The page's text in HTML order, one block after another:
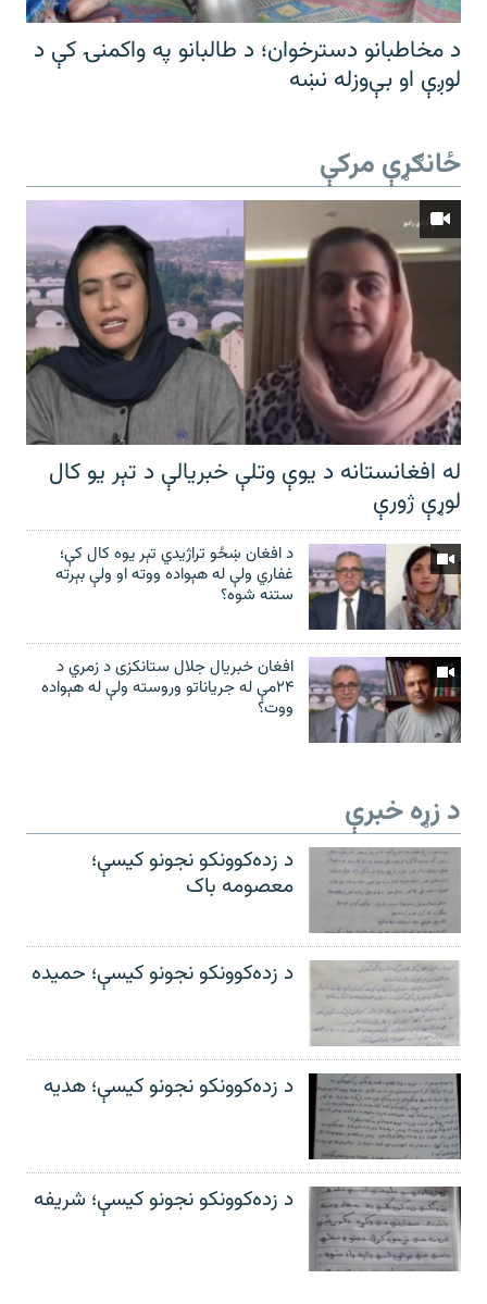
د مخاطبانو دسترخوان؛ د طالبانو په واکمنۍ کې د
لوږې او بې‌وزله نښه
ځانګړې مرکې
له افغانستانه د یوې وتلې خبریالې د تېر يو کال
لوړې ژورې
د افغان ښځو تراژیدي تېر یوه کال کې؛
غفاري ولې له هېواده ووته او ولې بېرته
ستنه شوه؟
افغان خبریال جلال ستانکزی د زمري د
۲۴مې له جریاناتو وروسته ولې له هېواده
ووت؟
د زړه خبرې
د زده‌کوونکو نجونو کیسې؛
معصومه باک
د زده‌کوونکو نجونو کیسې؛ حمیده
د زده‌کوونکو نجونو کیسې؛ هدیه
د زده‌کوونکو نجونو کیسې؛ شریفه